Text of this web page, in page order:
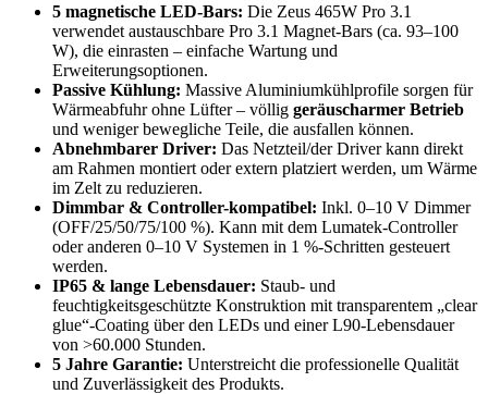
5 magnetische LED-Bars: Die Zeus 465W Pro 3.1
verwendet austauschbare Pro 3.1 Magnet-Bars (ca. 93–100
W), die einrasten – einfache Wartung und
Erweiterungsoptionen.
Passive Kühlung: Massive Aluminiumkühlprofile sorgen für
Wärmeabfuhr ohne Lüfter – völlig geräuscharmer Betrieb
und weniger bewegliche Teile, die ausfallen können.
Abnehmbarer Driver: Das Netzteil/der Driver kann direkt
am Rahmen montiert oder extern platziert werden, um Wärme
im Zelt zu reduzieren.
Dimmbar & Controller-kompatibel: Inkl. 0–10 V Dimmer
(OFF/25/50/75/100 %). Kann mit dem Lumatek-Controller
oder anderen 0–10 V Systemen in 1 %-Schritten gesteuert
werden.
IP65 & lange Lebensdauer: Staub- und
feuchtigkeitsgeschützte Konstruktion mit transparentem „clear
glue“-Coating über den LEDs und einer L90-Lebensdauer
von >60.000 Stunden.
5 Jahre Garantie: Unterstreicht die professionelle Qualität
und Zuverlässigkeit des Produkts.